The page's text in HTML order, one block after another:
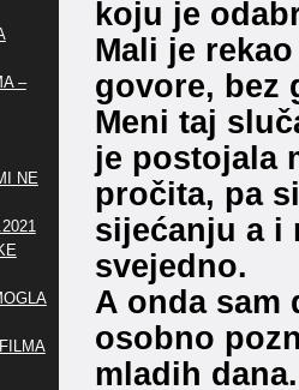
koju je
Mali je
govore, bez
Meni taj
je postojala
pročita, pa
sijećanju a i
svejedno.
A onda
osobno
mladih dana.
–
NE